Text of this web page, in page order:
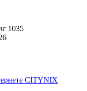
1035
CITYNIX